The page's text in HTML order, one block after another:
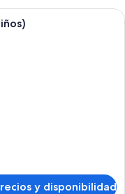
de hotel con dos camas,
y disponibilidad